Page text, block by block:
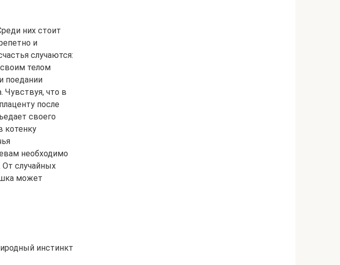
них стоит
и
случаются:
телом
поедании
Чувствуя, что в
после
своего
котенку
необходимо
случайных
может
инстинкт